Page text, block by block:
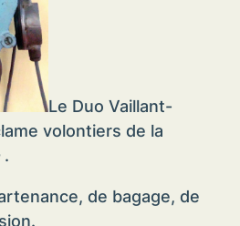
Le Duo Vaillant-
volontiers de la
.
de bagage, de